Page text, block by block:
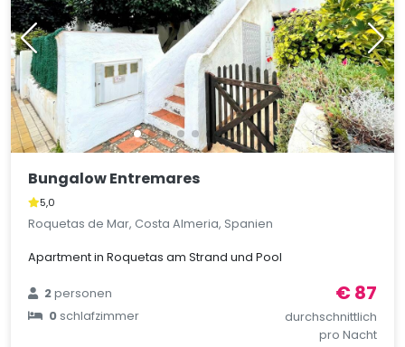
Bungalow Entremares
5,0
Roquetas de Mar, Costa Almeria, Spanien
Apartment in Roquetas am Strand und Pool
2personen
0schlafzimmer
€ 87
durchschnittlich
pro Nacht